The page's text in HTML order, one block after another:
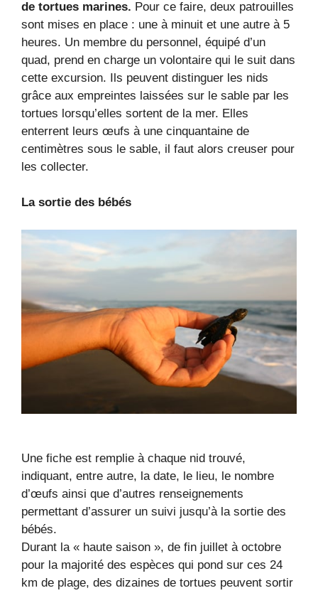
de tortues marines. Pour ce faire, deux patrouilles
sont mises en place : une à minuit et une autre à 5
heures. Un membre du personnel, équipé d’un
quad, prend en charge un volontaire qui le suit dans
cette excursion. Ils peuvent distinguer les nids
grâce aux empreintes laissées sur le sable par les
tortues lorsqu’elles sortent de la mer. Elles
enterrent leurs œufs à une cinquantaine de
centimètres sous le sable, il faut alors creuser pour
les collecter.
La sortie des bébés
Une fiche est remplie à chaque nid trouvé,
indiquant, entre autre, la date, le lieu, le nombre
d’œufs ainsi que d’autres renseignements
permettant d’assurer un suivi jusqu’à la sortie des
bébés.
Durant la « haute saison », de fin juillet à octobre
pour la majorité des espèces qui pond sur ces 24
km de plage, des dizaines de tortues peuvent sortir